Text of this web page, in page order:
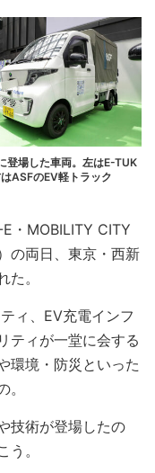
登場した車両。左はE-TUK
ASFのEV軽トラック
・MOBILITY CITY
の両日、東京・西新
。
ィ、EV充電インフ
ティが一堂に会する
環境・防災といった
技術が登場したの
。